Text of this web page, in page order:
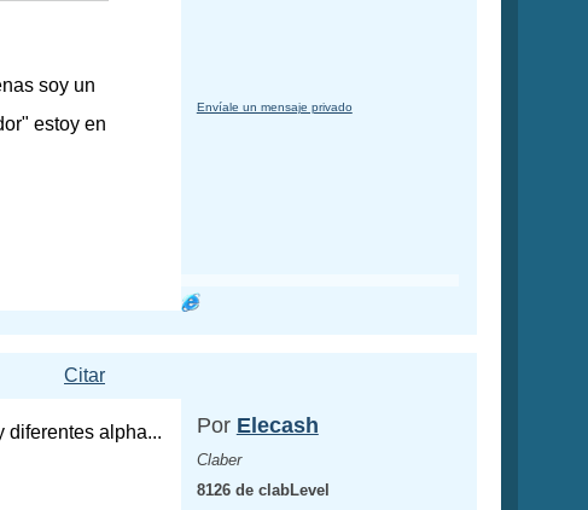
soy un
estoy en
Envíale un mensaje privado
Citar
diferentes alpha...
Por Elecash
Claber
8126 de clabLevel